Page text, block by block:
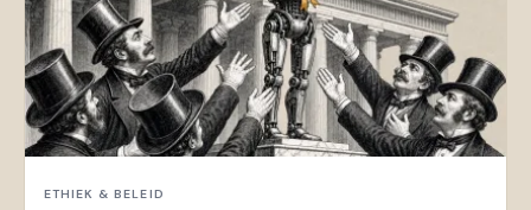
ETHIEK & BELEID